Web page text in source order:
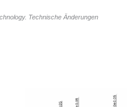
Technische Änderungen